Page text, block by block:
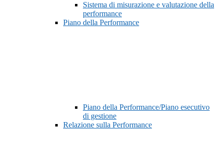
Sistema di misurazione e valutazione della
performance
Piano della Performance
Piano della Performance/Piano esecutivo
di gestione
Relazione sulla Performance